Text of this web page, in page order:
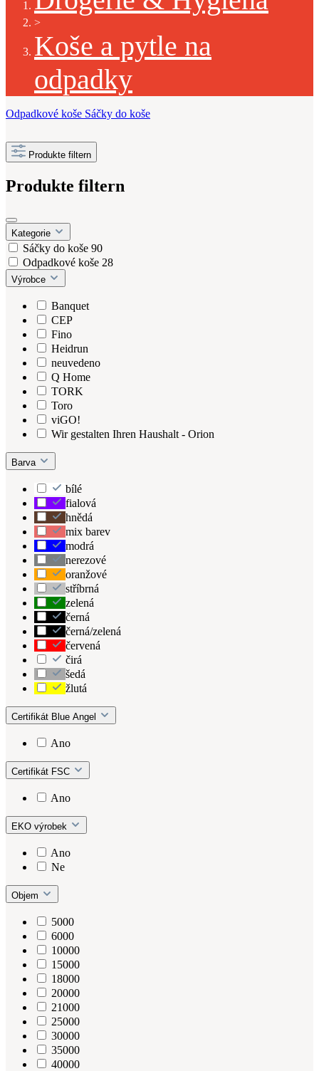
>
Koše a pytle na
odpadky
Odpadkové koše Sáčky do koše
Produkte filtern
Produkte filtern
Kategorie
Sáčky do koše 90
Odpadkové koše 28
Výrobce
Banquet
CEP
Fino
Heidrun
neuvedeno
Q Home
TORK
Toro
viGO!
Wir gestalten Ihren Haushalt - Orion
Barva
bílé
fialová
hnědá
mix barev
modrá
nerezové
oranžové
stříbrná
zelená
černá
černá/zelená
červená
čirá
šedá
žlutá
Certifikát Blue Angel
Ano
Certifikát FSC
Ano
EKO výrobek
Ano
Ne
Objem
5000
6000
10000
15000
18000
20000
21000
25000
30000
35000
40000